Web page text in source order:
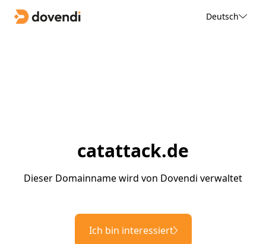
Deutsch
catattack.de
Dieser Domainname wird von Dovendi verwaltet
Ich bin interessiert